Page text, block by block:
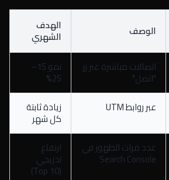
الوصف الهدف
الشهري
اتصالات مباشرة عبر زر
"اتصل"
نمو 15–
25%
عبر روابط UTM زيادة ثابتة
كل شهر
عدد مرات الظهور في
Search Console
ارتفاع
تدريجي
(Top 10)